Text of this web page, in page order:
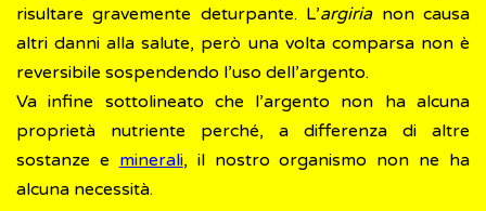
risultare gravemente deturpante. L’argirianon causa
altri danni alla salute, però una volta comparsa non è
reversibile sospendendo l’uso dell’argento.
Va infine sottolineato che l’argento non ha alcuna
proprietà nutriente perché, a differenza di altre
sostanze e minerali, il nostro organismo non ne ha
alcuna necessità.